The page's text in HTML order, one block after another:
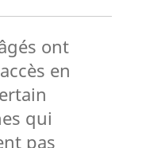
ont
en
qui
pas